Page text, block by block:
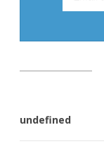
undefined